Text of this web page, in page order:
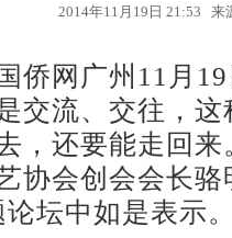
2014年11月19日 21:53 来
网广州11月19
交流、交往，
，还要能走回
协会创会会长
坛中如是表示。